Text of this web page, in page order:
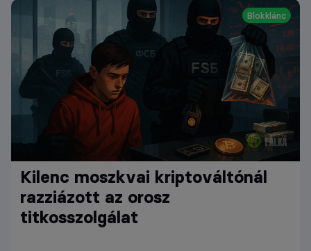
Blokklánc
Kilenc moszkvai kriptováltónál
razziázott az orosz
titkosszolgálat